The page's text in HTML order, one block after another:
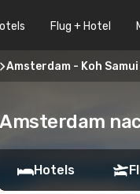
Flug + Hotel
Amsterdam - Koh Samui
Hotels